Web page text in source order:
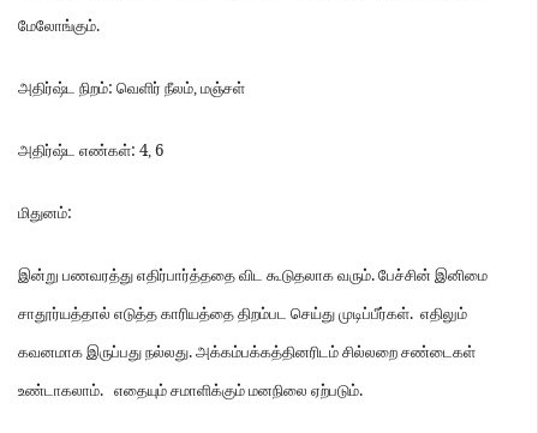
மேலோங்கும்.
அதிர்ஷ்ட நிறம்: வெளிர் நீலம், மஞ்சள்
அதிர்ஷ்ட எண்கள்: 4, 6
மிதுனம்:
இன்று பணவரத்து எதிர்பார்த்ததை விட கூடுதலாக வரும். பேச்சின் இனிமை
சாதூர்யத்தால் எடுத்த காரியத்தை திறம்பட செய்து முடிப்பீர்கள். எதிலும்
கவனமாக இருப்பது நல்லது. அக்கம்பக்கத்தினரிடம் சில்லறை சண்டைகள்
உண்டாகலாம். எதையும் சமாளிக்கும் மனநிலை ஏற்படும்.